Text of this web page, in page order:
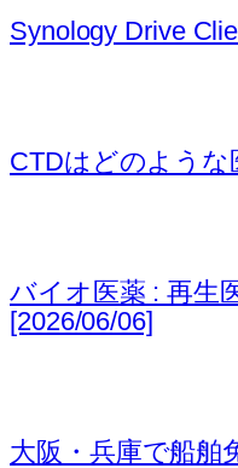
Synology Drive
CTDはどのような
バイオ医薬 : 再生
[2026/06/06]
大阪・兵庫で船舶